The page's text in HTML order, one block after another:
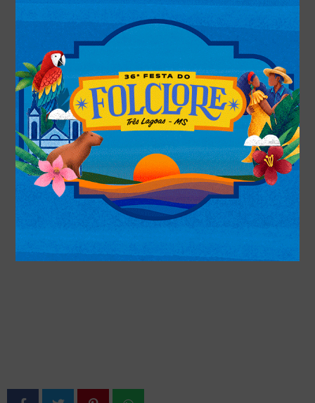
A vítima recebeu atendimento do CREAS e todo apoio
necessário para lidar com os traumas.